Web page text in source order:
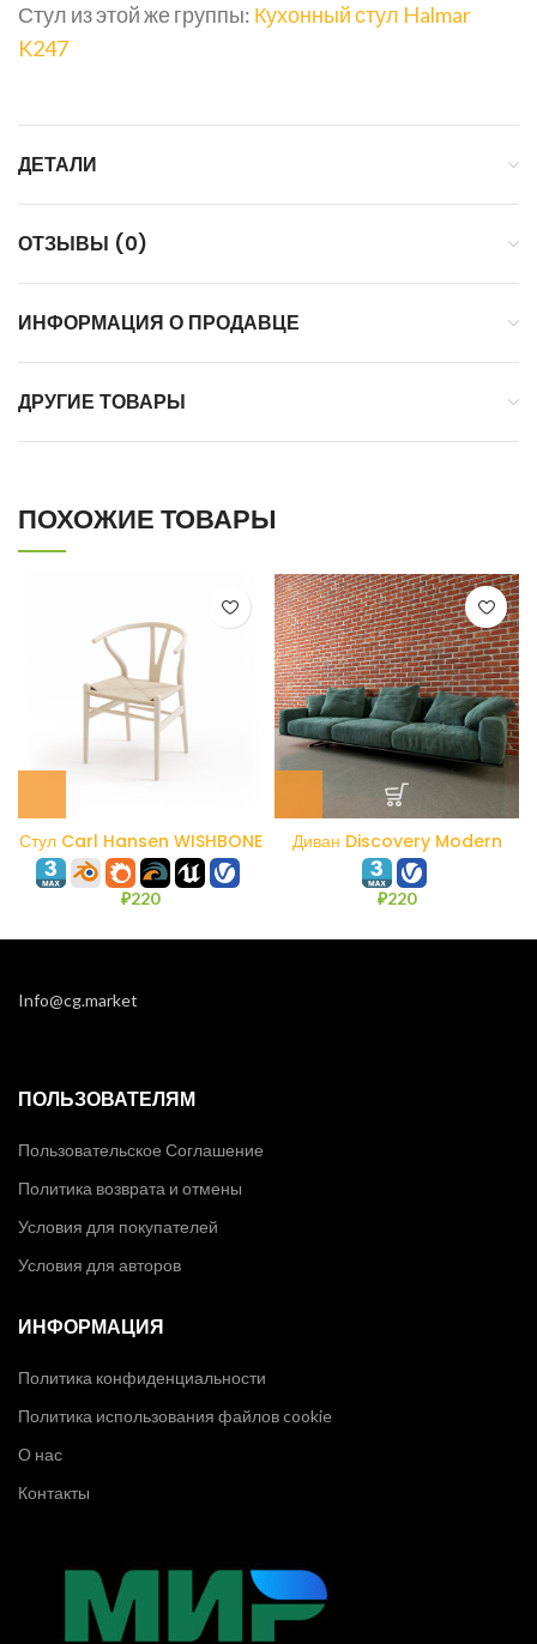
Стул из этой же группы: Кухонный стул Halmar
K247
ДЕТАЛИ
ОТЗЫВЫ (0)
ИНФОРМАЦИЯ О ПРОДАВЦЕ
ДРУГИЕ ТОВАРЫ
ПОХОЖИЕ ТОВАРЫ
Стул Carl Hansen WISHBONE
CH24
₽220
Диван Discovery Modern
₽220
Info@cg.market
ПОЛЬЗОВАТЕЛЯМ
Пользовательское Соглашение
Политика возврата и отмены
Условия для покупателей
Условия для авторов
ИНФОРМАЦИЯ
Политика конфиденциальности
Политика использования файлов cookie
О нас
Контакты